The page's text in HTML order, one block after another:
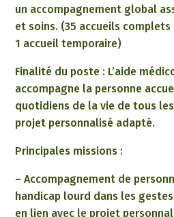
un accompagnement global
et soins. (35 accueils complets
1 accueil temporaire)
Finalité du poste : L’aide
accompagne la personne
quotidiens de la vie de tous
projet personnalisé adapté.
Principales missions :
– Accompagnement de
handicap lourd dans les
en lien avec le projet